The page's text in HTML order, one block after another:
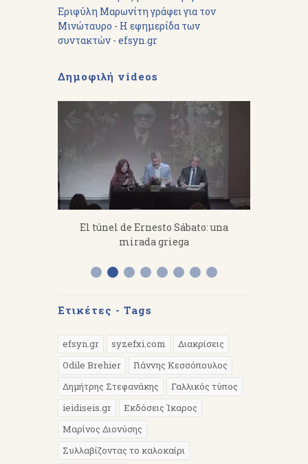
Εριφύλη Μαρωνίτη γράφει για τον
Μινώταυρο - Η εφημερίδα των
συντακτών - efsyn.gr
Δημοφιλή videos
El túnel de Ernesto Sábato: una
mirada griega
Ετικέτες - Tags
efsyn.gr syzefxi.com
Διακρίσεις
Odile Brehier
Γιάννης Κεσσόπουλος
Δημήτρης Στεφανάκης
Γαλλικός τύπος
ieidiseis.gr
Εκδόσεις Ίκαρος
Μαρίνος Διονύσης
Συλλαβίζοντας το καλοκαίρι